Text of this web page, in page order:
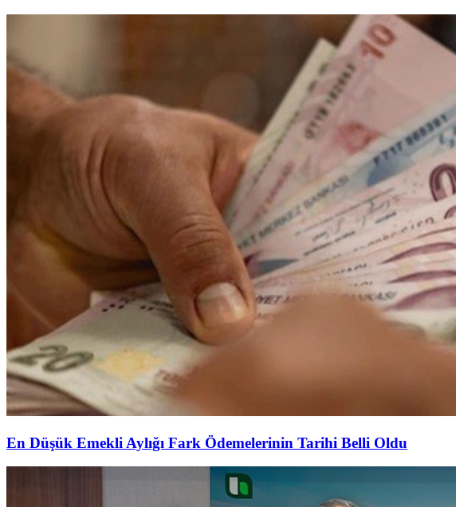
En Düşük Emekli Aylığı Fark Ödemelerinin Tarihi Belli Oldu